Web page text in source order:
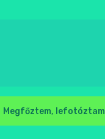
Megfőztem, lefotóztam